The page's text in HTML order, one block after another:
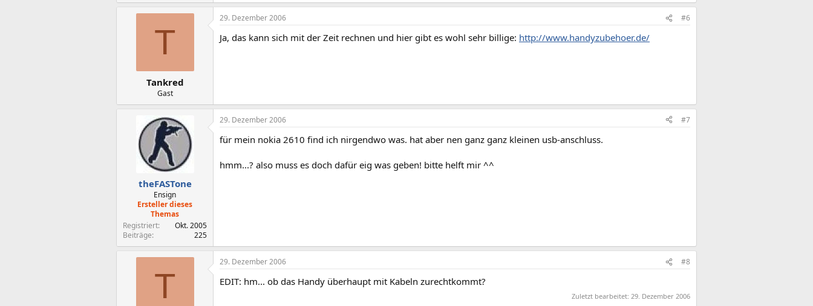
T
Tankred
Gast
29. Dezember 2006 #6
Ja, das kann sich mit der Zeit rechnen und hier gibt es wohl sehr billige: http://www.handyzubehoer.de/
theFASTone
Ensign
Ersteller dieses
Themas
Registriert
Okt. 2005
Beiträge
225
29. Dezember 2006 #7
für mein nokia 2610 find ich nirgendwo was. hat aber nen ganz ganz kleinen usb-anschluss.
hmm...? also muss es doch dafür eig was geben! bitte helft mir ^^
T
29. Dezember 2006 #8
EDIT: hm... ob das Handy überhaupt mit Kabeln zurechtkommt?
Zuletzt bearbeitet: 29. Dezember 2006